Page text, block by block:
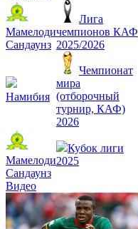
Мамелоди
Сандаунз
Лига
чемпионов КАФ
2025/2026
Намибия
Чемпионат
мира
(отборочный
турнир, КАФ)
2026
Мамелоди
Сандаунз
Кубок лиги
2025
Видео